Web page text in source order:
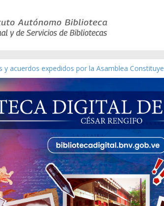
y acuerdos expedidos por la Asamblea
gráfico]
[material gráfico]
República de Venezuela año CXXXIII Mes V,
de obras de Modesta Bor